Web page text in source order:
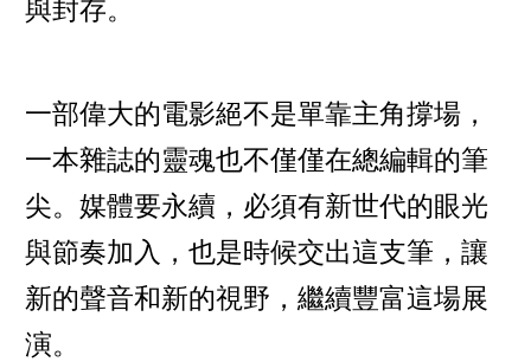
與封存。
一部偉大的電影絕不是單靠主角撐場，
一本雜誌的靈魂也不僅僅在總編輯的筆
尖。媒體要永續，必須有新世代的眼光
與節奏加入，也是時候交出這支筆，讓
新的聲音和新的視野，繼續豐富這場展
演。